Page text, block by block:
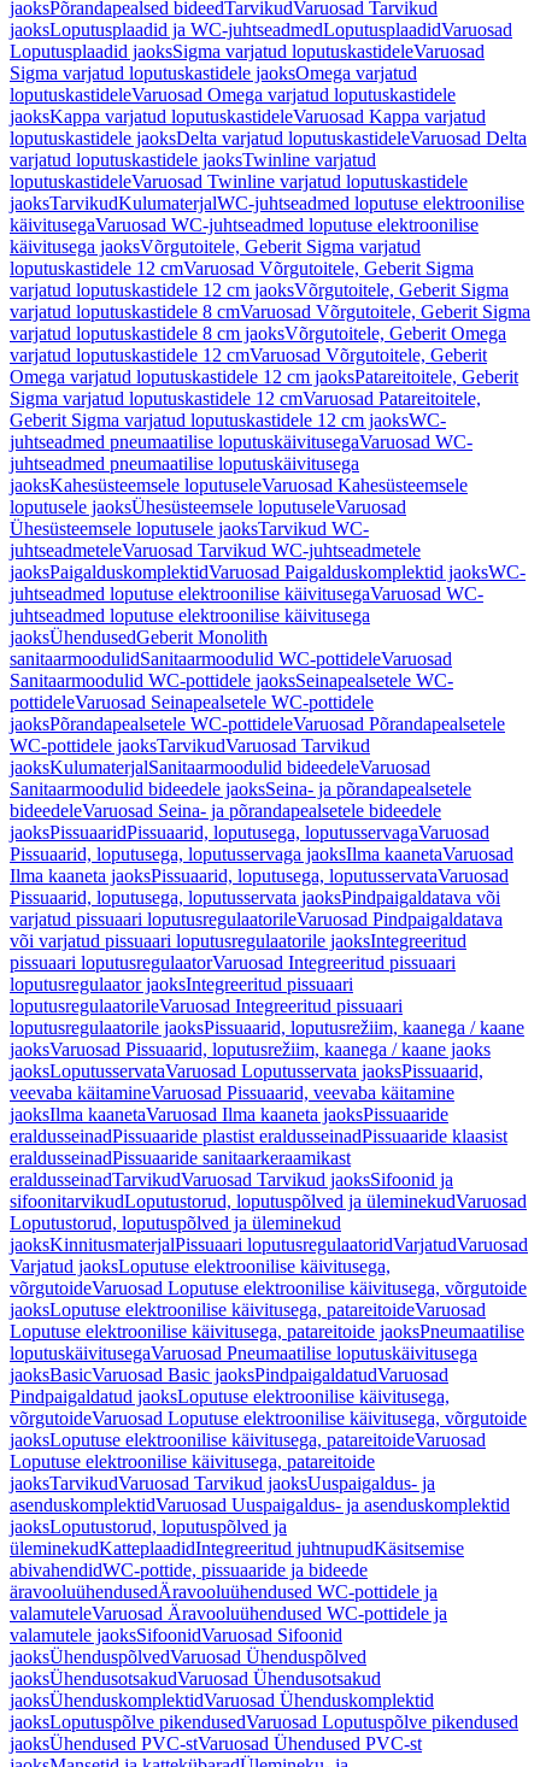
jaoksPõrandapealsed bideedTarvikudVaruosad Tarvikud
jaoksLoputusplaadid ja WC-juhtseadmedLoputusplaadidVaruosad
Loputusplaadid jaoksSigma varjatud loputuskastideleVaruosad
Sigma varjatud loputuskastidele jaoksOmega varjatud
loputuskastideleVaruosad Omega varjatud loputuskastidele
jaoksKappa varjatud loputuskastideleVaruosad Kappa varjatud
loputuskastidele jaoksDelta varjatud loputuskastideleVaruosad Delta
varjatud loputuskastidele jaoksTwinline varjatud
loputuskastideleVaruosad Twinline varjatud loputuskastidele
jaoksTarvikudKulumaterjalWC-juhtseadmed loputuse elektroonilise
käivitusegaVaruosad WC-juhtseadmed loputuse elektroonilise
käivitusega jaoksVõrgutoitele, Geberit Sigma varjatud
loputuskastidele 12 cmVaruosad Võrgutoitele, Geberit Sigma
varjatud loputuskastidele 12 cm jaoksVõrgutoitele, Geberit Sigma
varjatud loputuskastidele 8 cmVaruosad Võrgutoitele, Geberit Sigma
varjatud loputuskastidele 8 cm jaoksVõrgutoitele, Geberit Omega
varjatud loputuskastidele 12 cmVaruosad Võrgutoitele, Geberit
Omega varjatud loputuskastidele 12 cm jaoksPatareitoitele, Geberit
Sigma varjatud loputuskastidele 12 cmVaruosad Patareitoitele,
Geberit Sigma varjatud loputuskastidele 12 cm jaoksWC-
juhtseadmed pneumaatilise loputuskäivitusegaVaruosad WC-
juhtseadmed pneumaatilise loputuskäivitusega
jaoksKahesüsteemsele loputuseleVaruosad Kahesüsteemsele
loputusele jaoksÜhesüsteemsele loputuseleVaruosad
Ühesüsteemsele loputusele jaoksTarvikud WC-
juhtseadmeteleVaruosad Tarvikud WC-juhtseadmetele
jaoksPaigalduskomplektidVaruosad Paigalduskomplektid jaoksWC-
juhtseadmed loputuse elektroonilise käivitusegaVaruosad WC-
juhtseadmed loputuse elektroonilise käivitusega
jaoksÜhendusedGeberit Monolith
sanitaarmoodulidSanitaarmoodulid WC-pottideleVaruosad
Sanitaarmoodulid WC-pottidele jaoksSeinapealsetele WC-
pottideleVaruosad Seinapealsetele WC-pottidele
jaoksPõrandapealsetele WC-pottideleVaruosad Põrandapealsetele
WC-pottidele jaoksTarvikudVaruosad Tarvikud
jaoksKulumaterjalSanitaarmoodulid bideedeleVaruosad
Sanitaarmoodulid bideedele jaoksSeina- ja põrandapealsetele
bideedeleVaruosad Seina- ja põrandapealsetele bideedele
jaoksPissuaaridPissuaarid, loputusega, loputusservagaVaruosad
Pissuaarid, loputusega, loputusservaga jaoksIlma kaanetaVaruosad
Ilma kaaneta jaoksPissuaarid, loputusega, loputusservataVaruosad
Pissuaarid, loputusega, loputusservata jaoksPindpaigaldatava või
varjatud pissuaari loputusregulaatorileVaruosad Pindpaigaldatava
või varjatud pissuaari loputusregulaatorile jaoksIntegreeritud
pissuaari loputusregulaatorVaruosad Integreeritud pissuaari
loputusregulaator jaoksIntegreeritud pissuaari
loputusregulaatorileVaruosad Integreeritud pissuaari
loputusregulaatorile jaoksPissuaarid, loputusrežiim, kaanega / kaane
jaoksVaruosad Pissuaarid, loputusrežiim, kaanega / kaane jaoks
jaoksLoputusservataVaruosad Loputusservata jaoksPissuaarid,
veevaba käitamineVaruosad Pissuaarid, veevaba käitamine
jaoksIlma kaanetaVaruosad Ilma kaaneta jaoksPissuaaride
eraldusseinadPissuaaride plastist eraldusseinadPissuaaride klaasist
eraldusseinadPissuaaride sanitaarkeraamikast
eraldusseinadTarvikudVaruosad Tarvikud jaoksSifoonid ja
sifoonitarvikudLoputustorud, loputuspõlved ja üleminekudVaruosad
Loputustorud, loputuspõlved ja üleminekud
jaoksKinnitusmaterjalPissuaari loputusregulaatoridVarjatudVaruosad
Varjatud jaoksLoputuse elektroonilise käivitusega,
võrgutoideVaruosad Loputuse elektroonilise käivitusega, võrgutoide
jaoksLoputuse elektroonilise käivitusega, patareitoideVaruosad
Loputuse elektroonilise käivitusega, patareitoide jaoksPneumaatilise
loputuskäivitusegaVaruosad Pneumaatilise loputuskäivitusega
jaoksBasicVaruosad Basic jaoksPindpaigaldatudVaruosad
Pindpaigaldatud jaoksLoputuse elektroonilise käivitusega,
võrgutoideVaruosad Loputuse elektroonilise käivitusega, võrgutoide
jaoksLoputuse elektroonilise käivitusega, patareitoideVaruosad
Loputuse elektroonilise käivitusega, patareitoide
jaoksTarvikudVaruosad Tarvikud jaoksUuspaigaldus- ja
asenduskomplektidVaruosad Uuspaigaldus- ja asenduskomplektid
jaoksLoputustorud, loputuspõlved ja
üleminekudKatteplaadidIntegreeritud juhtnupudKäsitsemise
abivahendidWC-pottide, pissuaaride ja bideede
äravooluühendusedÄravooluühendused WC-pottidele ja
valamuteleVaruosad Äravooluühendused WC-pottidele ja
valamutele jaoksSifoonidVaruosad Sifoonid
jaoksÜhenduspõlvedVaruosad Ühenduspõlved
jaoksÜhendusotsakudVaruosad Ühendusotsakud
jaoksÜhenduskomplektidVaruosad Ühenduskomplektid
jaoksLoputuspõlve pikendusedVaruosad Loputuspõlve pikendused
jaoksÜhendused PVC-stVaruosad Ühendused PVC-st